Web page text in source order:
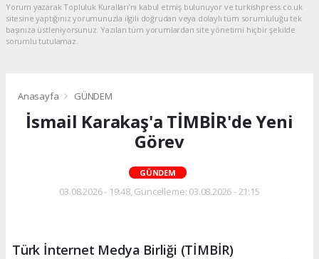
Yorum yazarak Topluluk Kuralları’nı kabul etmiş bulunuyor ve turkishpress.co.uk
sitesine yaptığınız yorumunuzla ilgili doğrudan veya dolaylı tüm sorumluluğu tek
başınıza üstleniyorsunuz. Yazılan tüm yorumlardan site yönetimi hiçbir şekilde
sorumlu tutulamaz.
Anasayfa GÜNDEM
İsmail Karakaş'a TİMBİR'de Yeni
Görev
GÜNDEM
03.08.2026 - 19:48, Güncelleme: 03.08.2026 - 21:15
Türk İnternet Medya Birliği (TİMBİR)